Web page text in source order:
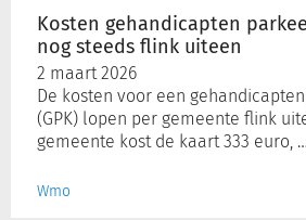
Kosten gehandicapten
nog steeds flink uiteen
2 maart 2026
De kosten voor een
(GPK) lopen per gemeente flink
gemeente kost de kaart 333 euro, …
Wmo